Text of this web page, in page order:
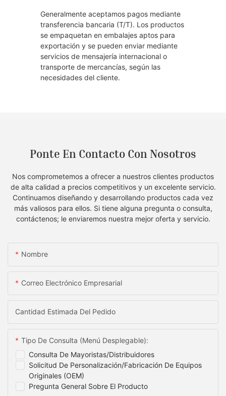
Generalmente aceptamos pagos mediante
transferencia bancaria (T/T). Los productos
se empaquetan en embalajes aptos para
exportación y se pueden enviar mediante
servicios de mensajería internacional o
transporte de mercancías, según las
necesidades del cliente.
Ponte En Contacto Con Nosotros
Nos comprometemos a ofrecer a nuestros clientes productos
de alta calidad a precios competitivos y un excelente servicio.
Continuamos diseñando y desarrollando productos cada vez
más valiosos para ellos. Si tiene alguna pregunta o consulta,
contáctenos; le enviaremos nuestra mejor oferta y servicio.
Nombre
Correo Electrónico Empresarial
Cantidad Estimada Del Pedido
Consulta De Mayoristas/distribuidores
Solicitud De Personalización/fabricación De Equipos
Originales (OEM)
Pregunta General Sobre El Producto
Tipo De Consulta (menú Desplegable):